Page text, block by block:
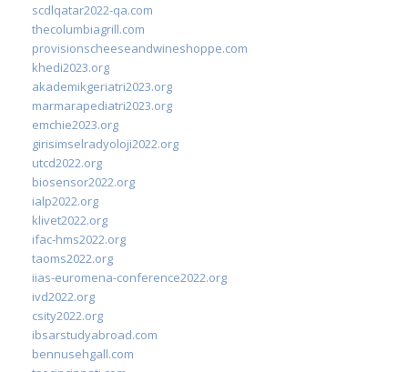
scdlqatar2022-qa.com
thecolumbiagrill.com
provisionscheeseandwineshoppe.com
khedi2023.org
akademikgeriatri2023.org
marmarapediatri2023.org
emchie2023.org
girisimselradyoloji2022.org
utcd2022.org
biosensor2022.org
ialp2022.org
klivet2022.org
ifac-hms2022.org
taoms2022.org
iias-euromena-conference2022.org
ivd2022.org
csity2022.org
ibsarstudyabroad.com
bennusehgall.com